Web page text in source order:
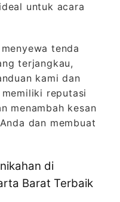
untuk acara
tenda
terjangkau,
kami dan
reputasi
menambah kesan
dan membuat
di
Barat Terbaik